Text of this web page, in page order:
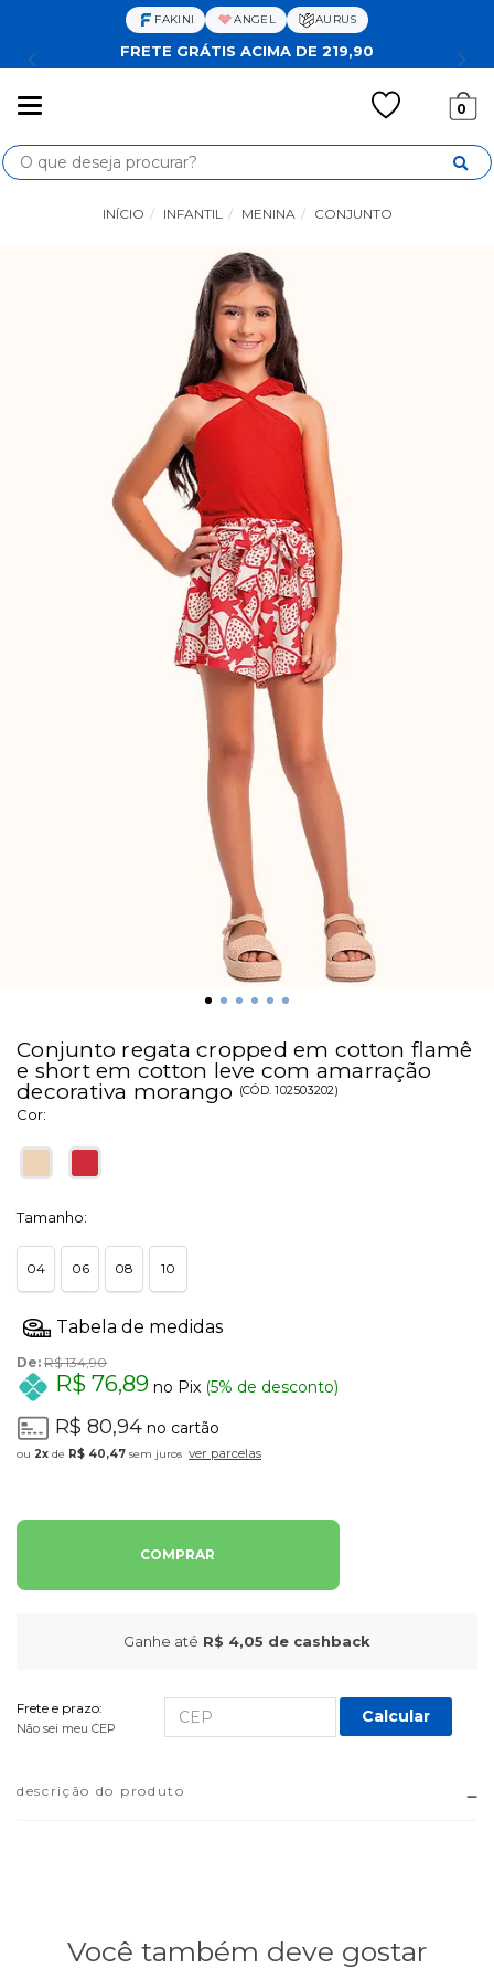
FAKINI ANGEL AURUS
FRETE GRÁTIS ACIMA DE 219,90
0
Busca
INÍCIO INFANTIL MENINA CONJUNTO
Conjunto regata cropped em cotton flamê
e short em cotton leve com amarração
decorativa morango
(CÓD.102503202)
Cor:
Tamanho:
04 06 08 10
De: R$ 134,90
R$ 76,89 no Pix (5% de desconto)
R$ 80,94 no cartão
2x de R$ 40,47 sem juros ver parcelas
COMPRAR
Ganhe até R$ 4,05 de cashback
Frete e prazo:
Não sei meu CEP
Calcular
descrição do produto
Você também deve gostar